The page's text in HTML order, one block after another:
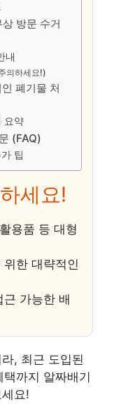
방문 수거
내
의하세요!)
폐기물 처
요약
(FAQ)
팁
세요!
용품 등 대형
한 대략적인
근 가능한 배
, 최근 도입된
택까지 알짜배기
요!